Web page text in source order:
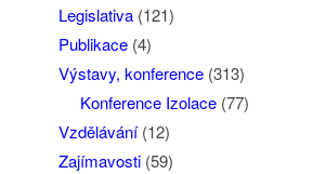
Legislativa(121)
Publikace(4)
Výstavy, konference(313)
Konference Izolace(77)
Vzdělávání(12)
Zajímavosti(59)